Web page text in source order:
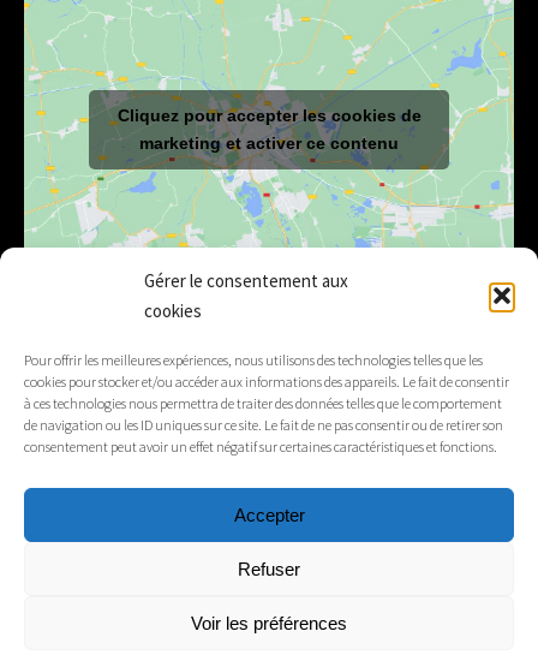
Gérer le consentement aux
cookies
Pour offrir les meilleures expériences, nous utilisons des technologies telles que les
cookies pour stocker et/ou accéder aux informations des appareils. Le fait de consentir
à ces technologies nous permettra de traiter des données telles que le comportement
de navigation ou les ID uniques sur ce site. Le fait de ne pas consentir ou de retirer son
consentement peut avoir un effet négatif sur certaines caractéristiques et fonctions.
Accepter
Refuser
Voir les préférences
Cliquez pour accepter les cookies de
marketing et activer ce contenu
Tél. 04 50 20 91 15
Mentions légales